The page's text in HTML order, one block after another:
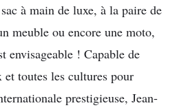
à main de luxe, à la paire de
meuble ou encore une moto,
envisageable ! Capable de
et toutes les cultures pour
prestigieuse, Jean-